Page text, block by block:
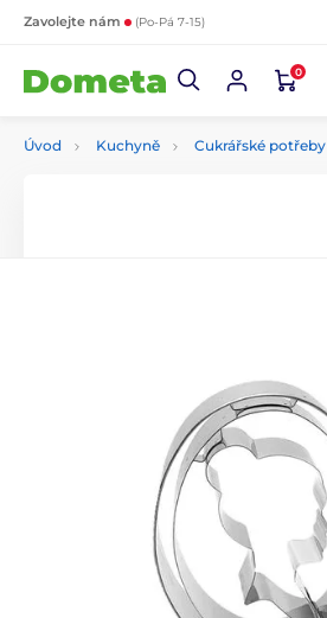
Zavolejte nám (Po-Pá 7-15)
0
Úvod Kuchyně Cukrářské potřeby